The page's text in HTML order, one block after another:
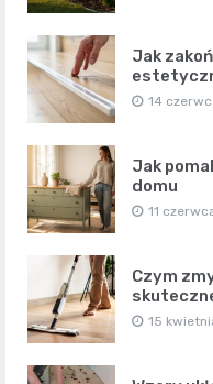
Jak
14
Jak
domu
11
Czym
15